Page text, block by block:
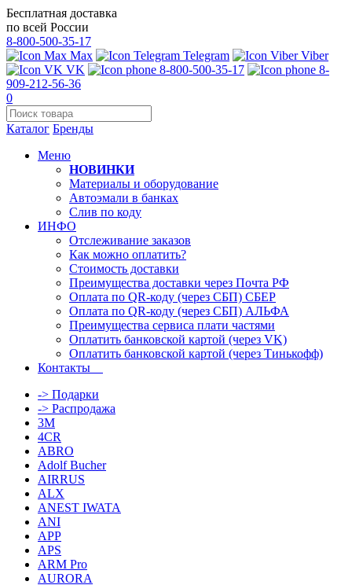
Бесплатная доставка
по всей России
8-800-500-35-17
Max
Telegram
Viber
VK
8-800-500-35-17
8-
909-212-56-36
0
Каталог Бренды
Меню
НОВИНКИ
Материалы и оборудование
Автоэмали в банках
Слив по коду
ИНФО
Отслеживание заказов
Как можно оплатить?
Стоимость доставки
Преимущества доставки через Почта РФ
Оплата по QR-коду (через СБП) СБЕР
Оплата по QR-коду (через СБП) АЛЬФА
Преимущества сервиса плати частями
Оплатить банковской картой (через VK)
Оплатить банковской картой (через Тинькофф)
Контакты
-> Подарки
-> Распродажа
3M
4CR
ABRO
Adolf Bucher
AIRRUS
ALX
ANEST IWATA
ANI
APP
APS
ARM Pro
AURORA